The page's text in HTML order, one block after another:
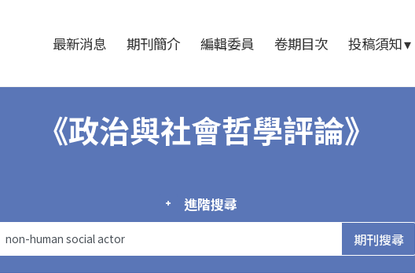
最新消息 期刊簡介 編輯委員 卷期目次 投稿須知 ▾
《政治與社會哲學評論》
進階搜尋